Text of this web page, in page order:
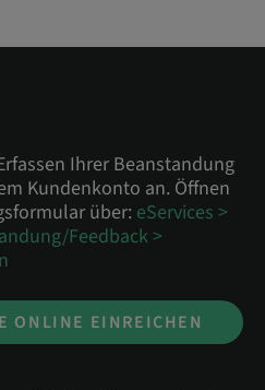
Ihrer Beanstandung
Kundenkonto an. Öffnen
über: eServices >
Feedback >
ONLINE EINREICHEN